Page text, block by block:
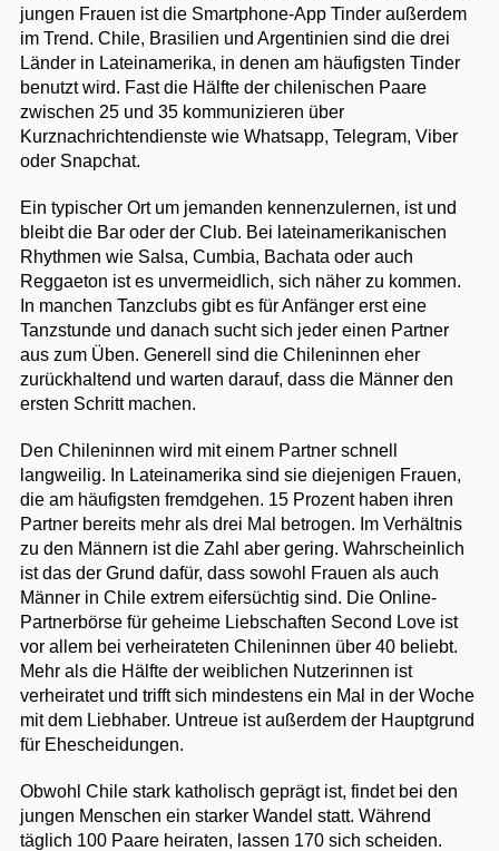
jungen Frauen ist die Smartphone-App Tinder außerdem
im Trend. Chile, Brasilien und Argentinien sind die drei
Länder in Lateinamerika, in denen am häufigsten Tinder
benutzt wird. Fast die Hälfte der chilenischen Paare
zwischen 25 und 35 kommunizieren über
Kurznachrichtendienste wie Whatsapp, Telegram, Viber
oder Snapchat.
Ein typischer Ort um jemanden kennenzulernen, ist und
bleibt die Bar oder der Club. Bei lateinamerikanischen
Rhythmen wie Salsa, Cumbia, Bachata oder auch
Reggaeton ist es unvermeidlich, sich näher zu kommen.
In manchen Tanzclubs gibt es für Anfänger erst eine
Tanzstunde und danach sucht sich jeder einen Partner
aus zum Üben. Generell sind die Chileninnen eher
zurückhaltend und warten darauf, dass die Männer den
ersten Schritt machen.
Den Chileninnen wird mit einem Partner schnell
langweilig. In Lateinamerika sind sie diejenigen Frauen,
die am häufigsten fremdgehen. 15 Prozent haben ihren
Partner bereits mehr als drei Mal betrogen. Im Verhältnis
zu den Männern ist die Zahl aber gering. Wahrscheinlich
ist das der Grund dafür, dass sowohl Frauen als auch
Männer in Chile extrem eifersüchtig sind. Die Online-
Partnerbörse für geheime Liebschaften Second Love ist
vor allem bei verheirateten Chileninnen über 40 beliebt.
Mehr als die Hälfte der weiblichen Nutzerinnen ist
verheiratet und trifft sich mindestens ein Mal in der Woche
mit dem Liebhaber. Untreue ist außerdem der Hauptgrund
für Ehescheidungen.
Obwohl Chile stark katholisch geprägt ist, findet bei den
jungen Menschen ein starker Wandel statt. Während
täglich 100 Paare heiraten, lassen 170 sich scheiden.